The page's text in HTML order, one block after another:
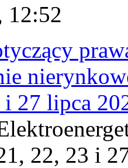
12:52
27 lipca
22, 23 i